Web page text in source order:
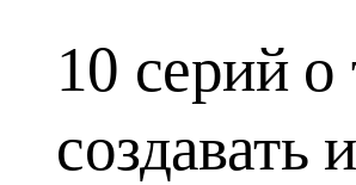
10 серий
создавать